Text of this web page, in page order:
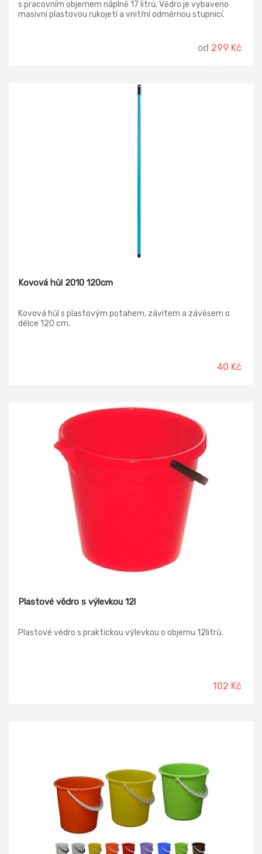
s pracovním objemem náplně 17 litrů. Vědro je vybaveno
masivní plastovou rukojetí a vnitřní odměrnou stupnicí.
od 299 Kč
Kovová hůl 2010 120cm
Kovová hůl s plastovým potahem, závitem a závěsem o
délce 120 cm.
40 Kč
Plastové vědro s výlevkou 12l
Plastové vědro s praktickou výlevkou o objemu 12litrů.
102 Kč